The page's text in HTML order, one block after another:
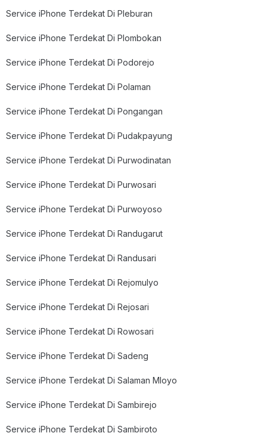
Service iPhone Terdekat Di Pleburan
Service iPhone Terdekat Di Plombokan
Service iPhone Terdekat Di Podorejo
Service iPhone Terdekat Di Polaman
Service iPhone Terdekat Di Pongangan
Service iPhone Terdekat Di Pudakpayung
Service iPhone Terdekat Di Purwodinatan
Service iPhone Terdekat Di Purwosari
Service iPhone Terdekat Di Purwoyoso
Service iPhone Terdekat Di Randugarut
Service iPhone Terdekat Di Randusari
Service iPhone Terdekat Di Rejomulyo
Service iPhone Terdekat Di Rejosari
Service iPhone Terdekat Di Rowosari
Service iPhone Terdekat Di Sadeng
Service iPhone Terdekat Di Salaman Mloyo
Service iPhone Terdekat Di Sambirejo
Service iPhone Terdekat Di Sambiroto